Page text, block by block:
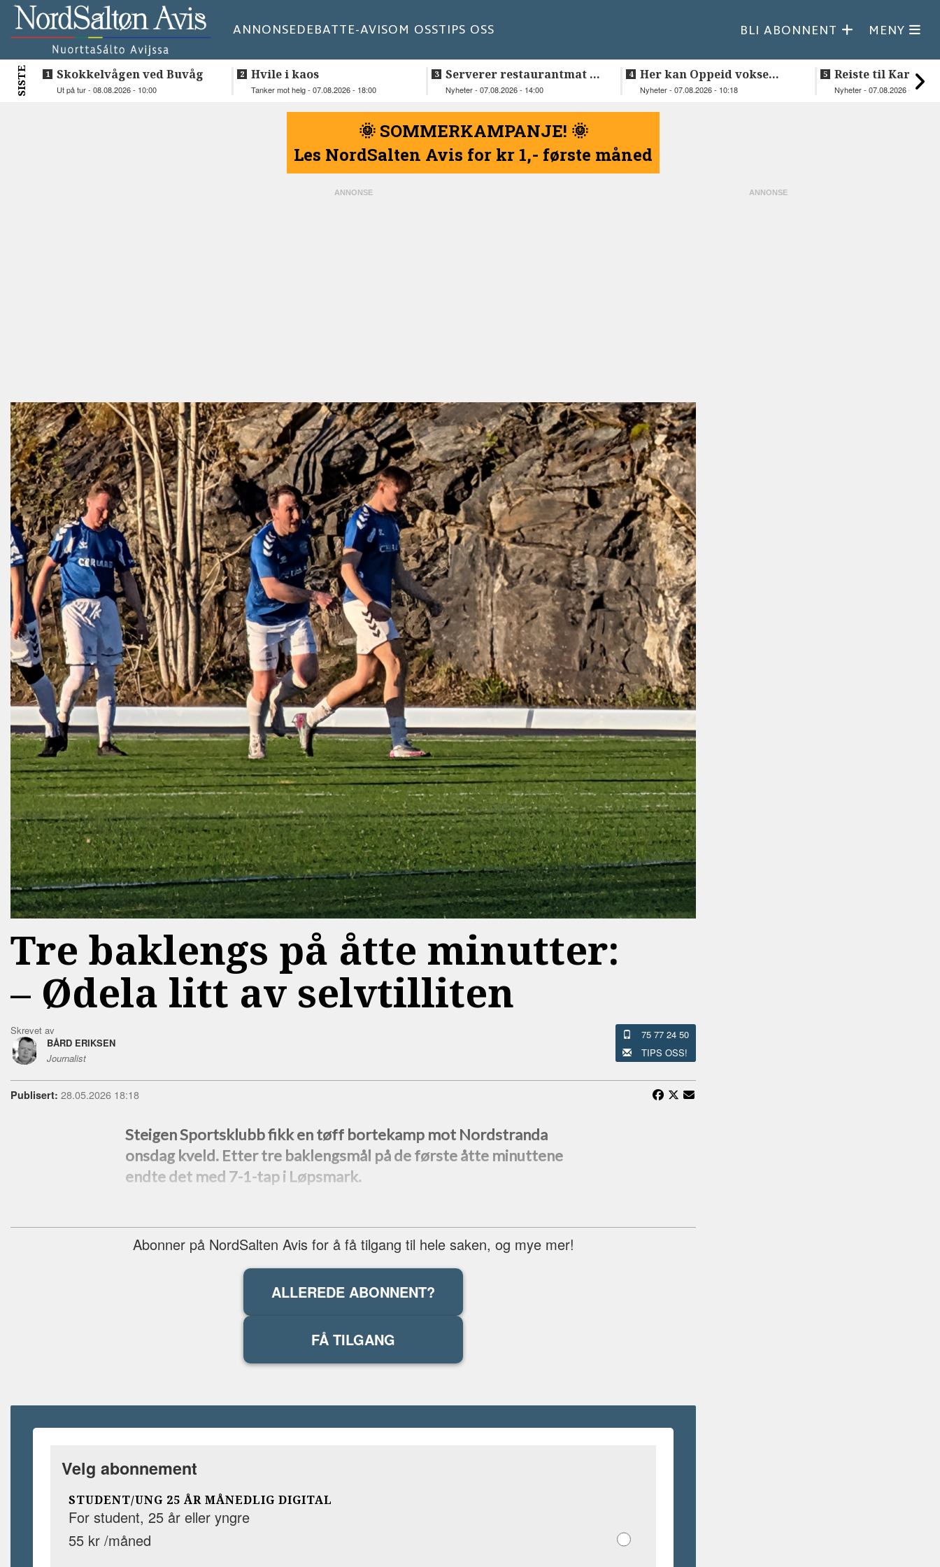
ANNONSEDEBATTE-AVISOM OSSTIPS OSS BLI ABONNENT MENY
SISTE Skokkelvågen ved Buvåg
Ut på tur - 08.08.2026 - 10:00
Hvile i kaos
Tanker mot helg - 07.08.2026 - 18:00
Serverer restaurantmat til
beboerne
Nyheter - 07.08.2026 - 14:00
Her kan Oppeid vokse
videre
Nyheter - 07.08.2026 - 10:18
Reiste til
vie Ellen og
Nyheter - 07.08.2026 - 08:30
🌞 SOMMERKAMPANJE! 🌞
Les NordSalten Avis for kr 1,- første måned
Tre baklengs på åtte minutter:
–⁠ Ødela litt av selvtilliten
Skrevet av
BÅRD ERIKSEN
Journalist
75 77 24 50
TIPS OSS!
Publisert: 28.05.2026 18:18
Steigen Sportsklubb fikk en tøff bortekamp mot Nordstranda
onsdag kveld. Etter tre baklengsmål på de første åtte minuttene
endte det med 7-1-tap i Løpsmark.
Abonner på NordSalten Avis for å få tilgang til hele saken, og mye mer!
ALLEREDE ABONNENT?
FÅ TILGANG
Velg abonnement
STUDENT/UNG 25 ÅR MÅNEDLIG DIGITAL
For student, 25 år eller yngre
55 kr /måned